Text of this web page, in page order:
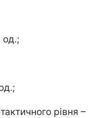
од.;
рівня –